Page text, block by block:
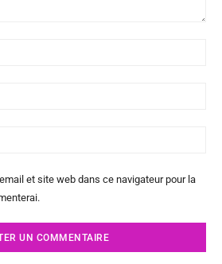
et site web dans ce navigateur pour la